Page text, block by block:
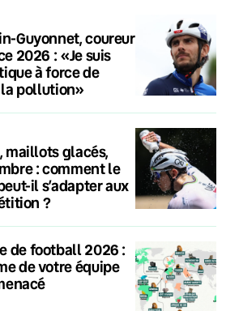
Guyonnet, coureur
2026 : «Je suis
à force de
la pollution»
maillots glacés,
: comment le
il s’adapter aux
?
de football 2026 :
de votre équipe